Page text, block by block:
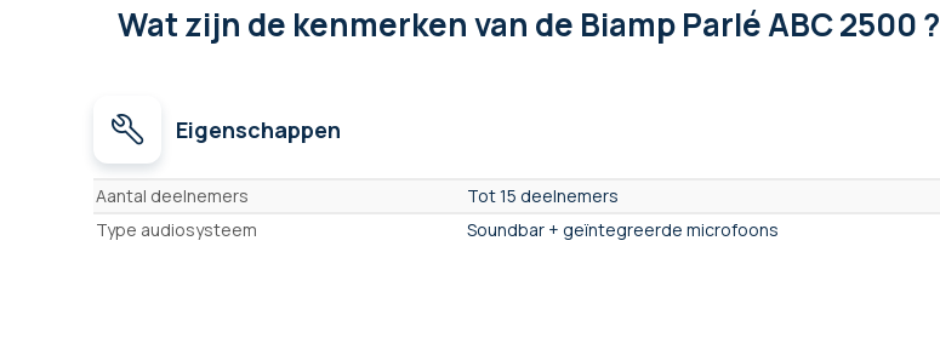
Wat zijn de kenmerkenvan de Biamp Parlé ABC 2500 ?
Eigenschappen
Eigenschappen
Aantal deelnemers
Tot 15 deelnemers
Type audiosysteem
Soundbar + geïntegreerde microfoons